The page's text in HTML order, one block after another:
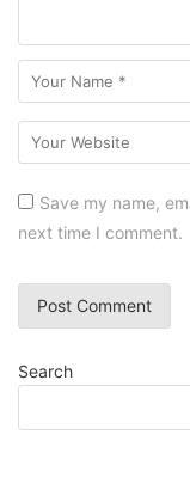
Save my name,
next time I comment.
Search